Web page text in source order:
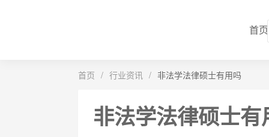
首页
首页 / 行业资讯 / 非法学法律硕士有用吗
非法学法律硕士有